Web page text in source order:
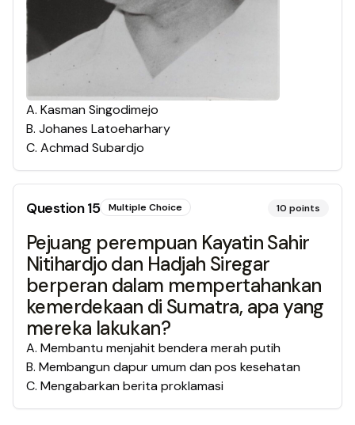
A. Kasman Singodimejo
B. Johanes Latoeharhary
C. Achmad Subardjo
Question15 Multiple Choice 10 points
Pejuang perempuan Kayatin Sahir
Nitihardjo dan Hadjah Siregar
berperan dalam mempertahankan
kemerdekaan di Sumatra, apa yang
mereka lakukan?
A. Membantu menjahit bendera merah putih
B. Membangun dapur umum dan pos kesehatan
C. Mengabarkan berita proklamasi